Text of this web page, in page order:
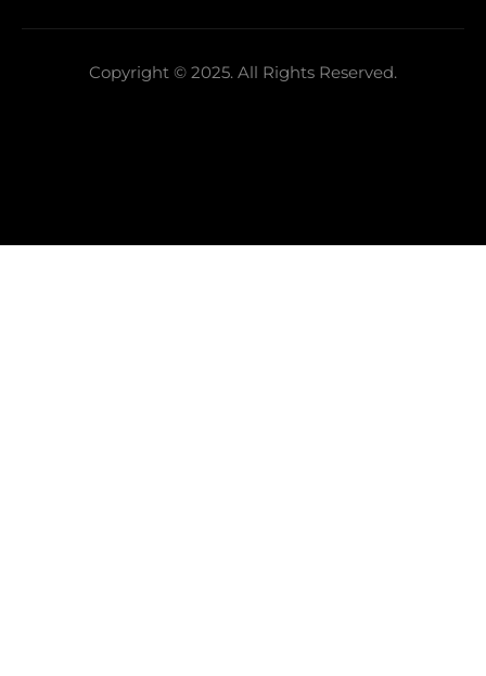
Copyright © 2025. All Rights Reserved.